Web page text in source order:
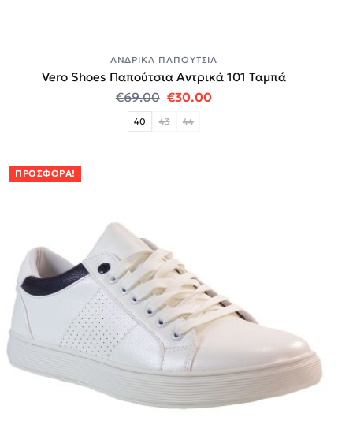
ΑΝΔΡΙΚΆ ΠΑΠΟΎΤΣΙΑ
Vero Shoes Παπούτσια Αντρικά 101 Ταμπά
€69.00 Original price was: €69.00.
€30.00Η τρέχουσα τιμή
40 43 44
ΠΡΟΣΦΟΡΆ!